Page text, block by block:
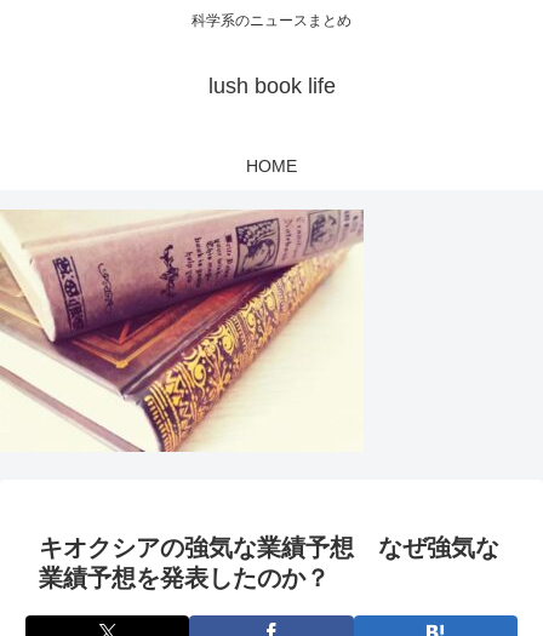
科学系のニュースまとめ
lush book life
HOME
キオクシアの強気な業績予想 なぜ強気な
業績予想を発表したのか？